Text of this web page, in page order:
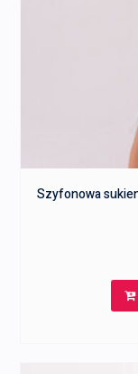
Szyfonowa